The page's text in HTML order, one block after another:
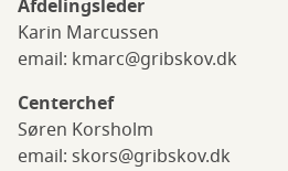
Afdelingsleder
Karin Marcussen
email: kmarc@gribskov.dk
Centerchef
Søren Korsholm
email: skors@gribskov.dk